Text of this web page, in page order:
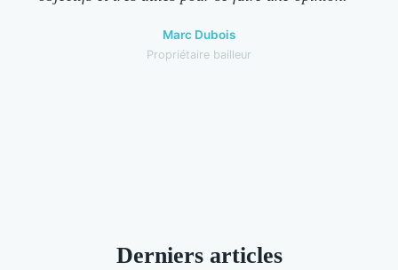
Marc Dubois
Propriétaire bailleur
Derniers articles